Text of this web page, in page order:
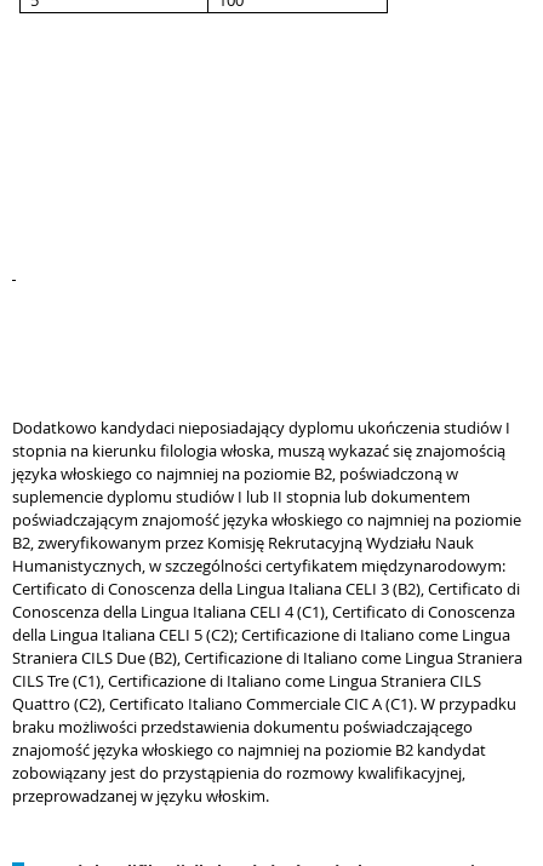
Dodatkowo kandydaci nieposiadający dyplomu ukończenia studiów I
stopnia na kierunku filologia włoska, muszą wykazać się znajomością
języka włoskiego co najmniej na poziomie B2, poświadczoną w
suplemencie dyplomu studiów I lub II stopnia lub dokumentem
poświadczającym znajomość języka włoskiego co najmniej na poziomie
B2, zweryfikowanym przez Komisję Rekrutacyjną Wydziału Nauk
Humanistycznych, w szczególności certyfikatem międzynarodowym:
Certificato di Conoscenza della Lingua Italiana CELI 3 (B2), Certificato di
Conoscenza della Lingua Italiana CELI 4 (C1), Certificato di Conoscenza
della Lingua Italiana CELI 5 (C2); Certificazione di Italiano come Lingua
Straniera CILS Due (B2), Certificazione di Italiano come Lingua Straniera
CILS Tre (C1), Certificazione di Italiano come Lingua Straniera CILS
Quattro (C2), Certificato Italiano Commerciale CIC A (C1). W przypadku
braku możliwości przedstawienia dokumentu poświadczającego
znajomość języka włoskiego co najmniej na poziomie B2 kandydat
zobowiązany jest do przystąpienia do rozmowy kwalifikacyjnej,
przeprowadzanej w języku włoskim.